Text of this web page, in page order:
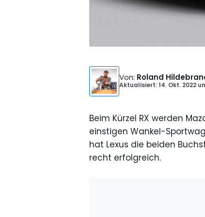
Von: Roland
Aktualisiert: 14. Okt. 2022
Beim Kürzel RX werden
einstigen Wankel-
hat Lexus die beiden
recht erfolgreich.